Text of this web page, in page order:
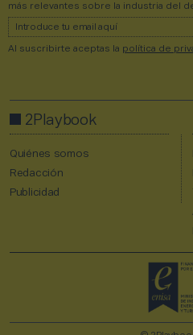
más relevantes sobre la industria del
Al suscribirte aceptas la política de
2Playbook
Quiénes somos
Redacción
Publicidad